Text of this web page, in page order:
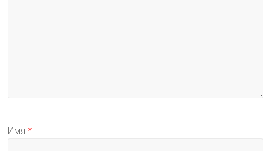
Имя*